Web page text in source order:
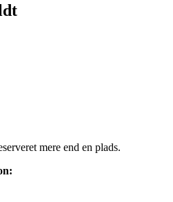
mere end en plads.